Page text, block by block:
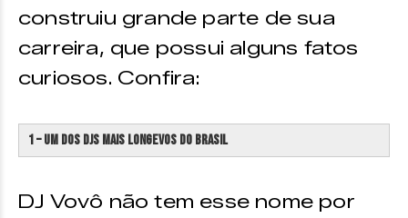
construiu grande parte de sua
carreira, que possui alguns fatos
curiosos. Confira:
1 – Um dos djs mais longevos do Brasil
DJ Vovô não tem esse nome por